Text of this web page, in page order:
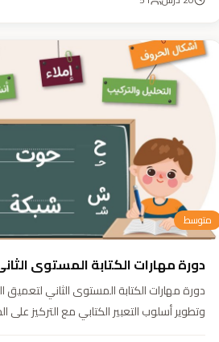
متوسط
دورة مهارات الكتابة المستوى
دورة مهارات الكتابة المستوى الثاني لتعميق
وتطوير أسلوب التعبير الكتابي مع التركيز على